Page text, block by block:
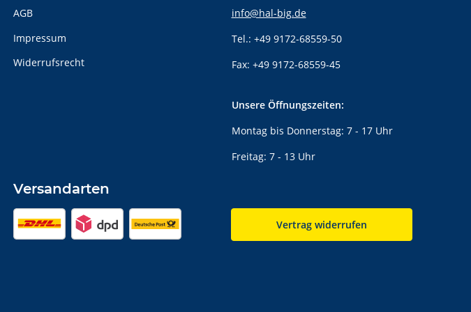
AGB
Impressum
Widerrufsrecht
info@hal-big.de
Tel.: +49 9172-68559-50
Fax: +49 9172-68559-45
Unsere Öffnungszeiten:
Montag bis Donnerstag: 7 - 17 Uhr
Freitag: 7 - 13 Uhr
Versandarten
Vertrag widerrufen